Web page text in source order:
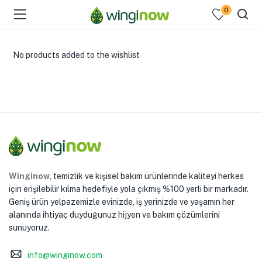
(Kozmetik )
0
No products added to the wishlist
Winginow, temizlik ve kişisel bakım ürünlerinde kaliteyi herkes
için erişilebilir kılma hedefiyle yola çıkmış %100 yerli bir markadır.
Geniş ürün yelpazemizle evinizde, iş yerinizde ve yaşamın her
alanında ihtiyaç duyduğunuz hijyen ve bakım çözümlerini
sunuyoruz.
info@winginow.com